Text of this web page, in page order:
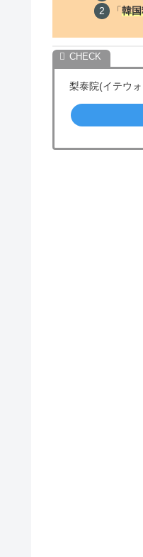
「韓
梨泰院(イテウ